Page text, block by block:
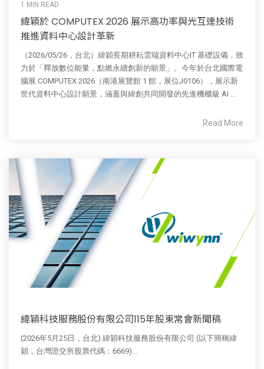
1 MIN READ
緯穎於 COMPUTEX 2026 展示高功率與光互連技術
推進資料中心設計革新
（2026/05/26，台北）緯穎長期耕耘雲端資料中心IT 基礎設備，致
力於「釋放數位能量，點燃永續創新的願景」。今年於台北國際電
腦展 COMPUTEX 2026（南港展覽館 1 館，展位J0106），展示新
世代資料中心設計願景，涵蓋與緯創共同開發的先進機櫃級 AI ...
Read More
緯穎科技服務股份有限公司115年股東常會新聞稿
(2026年5月25日，台北) 緯穎科技服務股份有限公司 (以下簡稱緯
穎，台灣證交所股票代碼：6669)...